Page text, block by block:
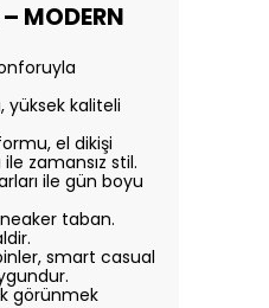
– MODERN
yüksek kaliteli
el dikişi
zamansız stil.
ile gün boyu
taban.
smart casual
görünmek